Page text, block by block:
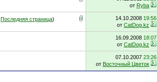
от Ryba
Последняя страница)
14.10.2008 19:56
от CatDog.kz
16.09.2008 18:07
от CatDog.kz
07.10.2007 23:26
от Восточный Цветок